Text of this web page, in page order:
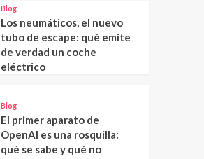
Blog
Los neumáticos, el nuevo
tubo de escape: qué emite
de verdad un coche
eléctrico
Blog
El primer aparato de
OpenAI es una rosquilla:
qué se sabe y qué no